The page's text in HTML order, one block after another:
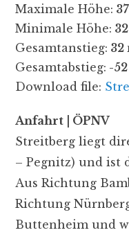
Maximale Höhe:
Minimale Höhe:
Gesamtanstieg: 32
Gesamtabstieg: -
Download file:
Anfahrt
| ÖPNV
Streitberg liegt
– Pegnitz) und ist
Aus Richtung
Richtung
Buttenheim und